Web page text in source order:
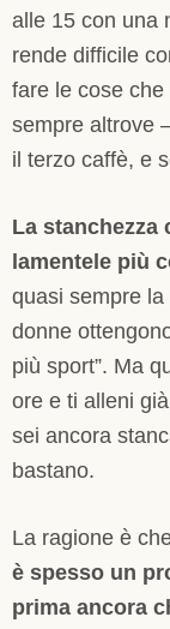
alle 15 con una
rende difficile
fare le cose
sempre altrove
il terzo caffè, e
La stanchezza
lamentele più
quasi sempre
donne
più sport”. Ma
ore e ti alleni
sei ancora
bastano.
La ragione è
è spesso un
prima ancora